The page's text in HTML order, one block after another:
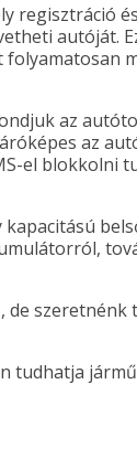
regisztráció
autóját.
az
az
el blokkolni
kapacitású
szeretnénk
tudhatja